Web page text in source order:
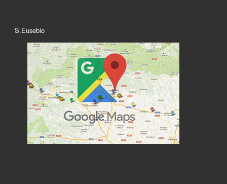
S.Eusebio